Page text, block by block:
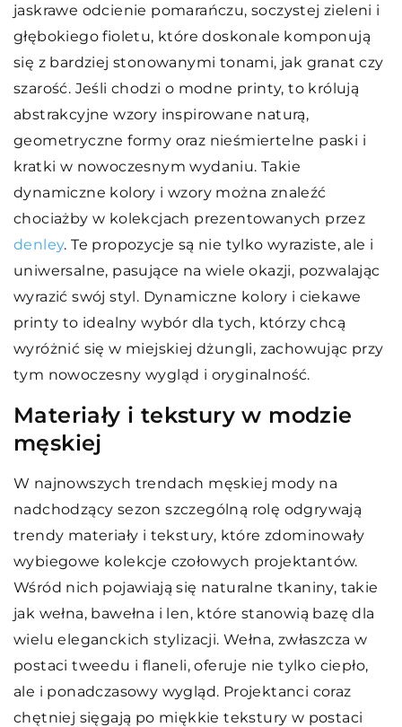
jaskrawe odcienie pomarańczu, soczystej zieleni i
głębokiego fioletu, które doskonale komponują
się z bardziej stonowanymi tonami, jak granat czy
szarość. Jeśli chodzi o modne printy, to królują
abstrakcyjne wzory inspirowane naturą,
geometryczne formy oraz nieśmiertelne paski i
kratki w nowoczesnym wydaniu. Takie
dynamiczne kolory i wzory można znaleźć
chociażby w kolekcjach prezentowanych przez
denley. Te propozycje są nie tylko wyraziste, ale i
uniwersalne, pasujące na wiele okazji, pozwalając
wyrazić swój styl. Dynamiczne kolory i ciekawe
printy to idealny wybór dla tych, którzy chcą
wyróżnić się w miejskiej dżungli, zachowując przy
tym nowoczesny wygląd i oryginalność.
Materiały i tekstury w modzie
męskiej
W najnowszych trendach męskiej mody na
nadchodzący sezon szczególną rolę odgrywają
trendy materiały i tekstury, które zdominowały
wybiegowe kolekcje czołowych projektantów.
Wśród nich pojawiają się naturalne tkaniny, takie
jak wełna, bawełna i len, które stanowią bazę dla
wielu eleganckich stylizacji. Wełna, zwłaszcza w
postaci tweedu i flaneli, oferuje nie tylko ciepło,
ale i ponadczasowy wygląd. Projektanci coraz
chętniej sięgają po miękkie tekstury w postaci